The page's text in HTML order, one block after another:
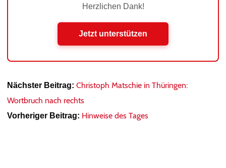
Herzlichen Dank!
Jetzt unterstützen
Nächster Beitrag: Christoph Matschie in Thüringen:
Wortbruch nach rechts
Vorheriger Beitrag: Hinweise des Tages